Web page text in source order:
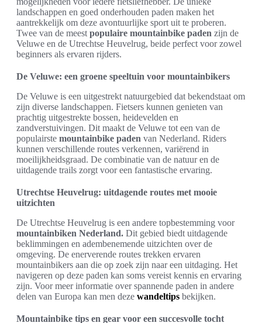
landschappen en goed onderhouden paden maken het
aantrekkelijk om deze avontuurlijke sport uit te proberen.
Twee van de meest populaire mountainbike paden zijn de
Veluwe en de Utrechtse Heuvelrug, beide perfect voor zowel
beginners als ervaren rijders.
De Veluwe: een groene speeltuin voor mountainbikers
De Veluwe is een uitgestrekt natuurgebied dat bekendstaat om
zijn diverse landschappen. Fietsers kunnen genieten van
prachtig uitgestrekte bossen, heidevelden en
zandverstuivingen. Dit maakt de Veluwe tot een van de
populairste mountainbike paden van Nederland. Riders
kunnen verschillende routes verkennen, variërend in
moeilijkheidsgraad. De combinatie van de natuur en de
uitdagende trails zorgt voor een fantastische ervaring.
Utrechtse Heuvelrug: uitdagende routes met mooie
uitzichten
De Utrechtse Heuvelrug is een andere topbestemming voor
mountainbiken Nederland. Dit gebied biedt uitdagende
beklimmingen en adembenemende uitzichten over de
omgeving. De enerverende routes trekken ervaren
mountainbikers aan die op zoek zijn naar een uitdaging. Het
navigeren op deze paden kan soms vereist kennis en ervaring
zijn. Voor meer informatie over spannende paden in andere
delen van Europa kan men deze wandeltips bekijken.
Mountainbike tips en gear voor een succesvolle tocht